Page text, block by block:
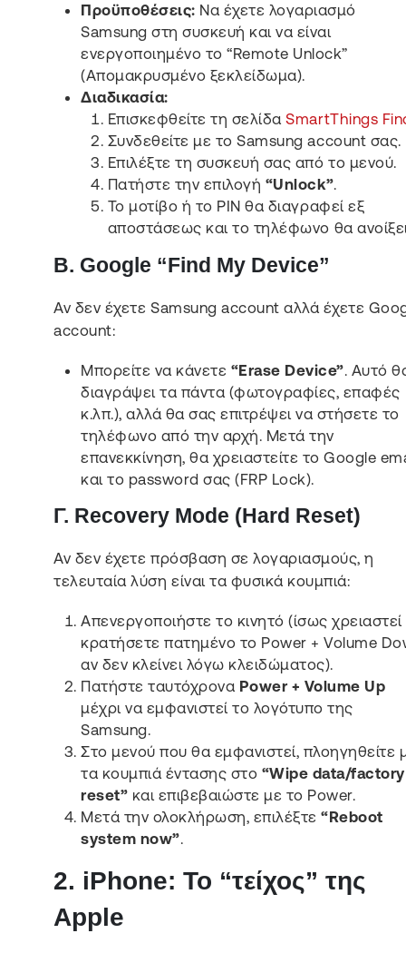
Προϋποθέσεις: Να έχετε λογαριασμό
Samsung στη συσκευή και να είναι
ενεργοποιημένο το “Remote Unlock”
(Απομακρυσμένο ξεκλείδωμα).
Διαδικασία:
Επισκεφθείτε τη σελίδαSmartThings
Συνδεθείτε με το Samsung account σας.
Επιλέξτε τη συσκευή σας από το μενού.
Πατήστε την επιλογή “Unlock”.
Το μοτίβο ή το PIN θα διαγραφεί εξ
αποστάσεως και το τηλέφωνο θα
Β. Google “Find My Device”
Αν δεν έχετε Samsung account αλλά έχετε
account:
Μπορείτε να κάνετε “Erase Device”. Αυτό
διαγράψει τα πάντα (φωτογραφίες, επαφές
κ.λπ.), αλλά θα σας επιτρέψει να στήσετε το
τηλέφωνο από την αρχή. Μετά την
επανεκκίνηση, θα χρειαστείτε το Google
και το password σας (FRP Lock).
Γ. Recovery Mode (Hard Reset)
Αν δεν έχετε πρόσβαση σε λογαριασμούς, η
τελευταία λύση είναι τα φυσικά κουμπιά:
Απενεργοποιήστε το κινητό (ίσως χρειαστεί
κρατήσετε πατημένο το Power + Volume
αν δεν κλείνει λόγω κλειδώματος).
Πατήστε ταυτόχρονα Power + Volume Up
μέχρι να εμφανιστεί το λογότυπο της
Samsung.
Στο μενού που θα εμφανιστεί, πλοηγηθείτε
τα κουμπιά έντασης στο “Wipe data/factory
reset” και επιβεβαιώστε με το Power.
Μετά την ολοκλήρωση, επιλέξτε“Reboot
system now”.
2. iPhone: Το “τείχος” της
Apple